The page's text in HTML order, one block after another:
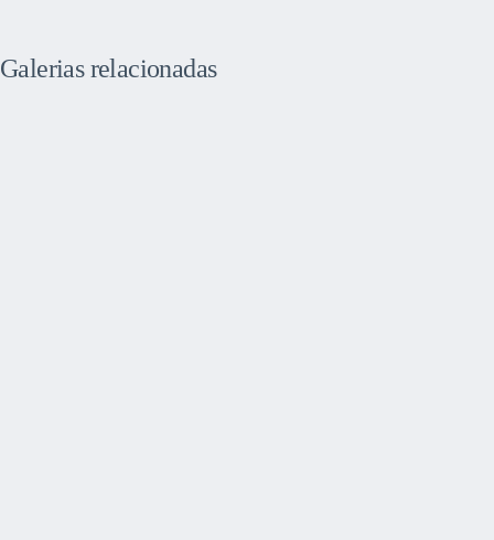
Galerias relacionadas